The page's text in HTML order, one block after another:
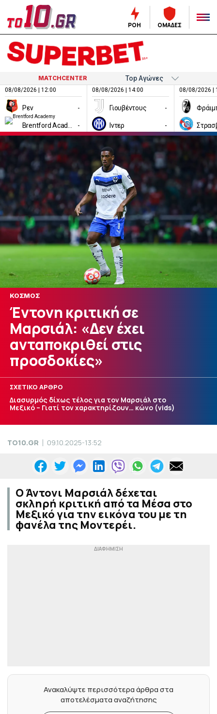
ΡΟΗ ΟΜΑΔΕΣ
MATCHCENTER
08/08/2026 | 12:00
Ρεν -
-
08/08/2026 | 14:00
Γιουβέντους -
Ιντερ -
08/08/2026 |
ΚΟΣΜΟΣ
Έντονη κριτική σε
Μαρσιάλ: «Δεν έχει
ανταποκριθεί στις
προσδοκίες»
ΣΧΕΤΙΚΟ ΑΡΘΡΟ
Διασυρμός δίχως τέλος για τον Μαρσιάλ στο
Μεξικό – Γιατί τον χαρακτηρίζουν… κώνο (vids)
TO10.GR 09.10.2025-13:52
Ο Άντονι Μαρσιάλ δέχεται
σκληρή κριτική από τα Μέσα στο
Μεξικό για την εικόνα του με τη
φανέλα της Μοντερέι.
Ανακαλύψτε περισσότερα άρθρα στα
αποτελέσματα αναζήτησης